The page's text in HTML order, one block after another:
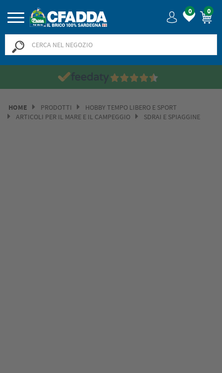
0 0
Saldi? SALDI! Fino
HOME PRODOTTI
HOBBY TEMPO LIBERO E SPORT
ARTICOLI PER IL MARE E IL CAMPEGGIO
SDRAI E SPIAGGINE